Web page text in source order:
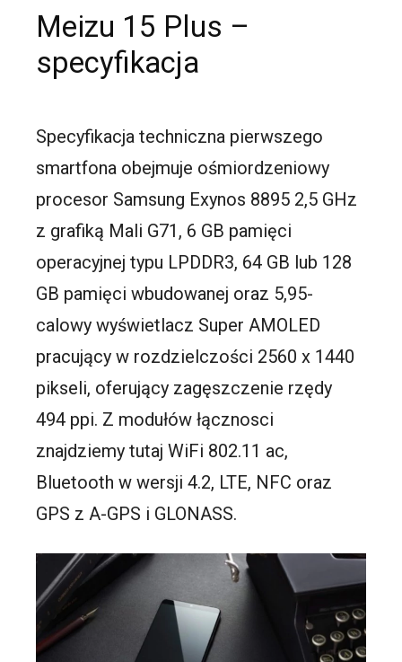
Meizu 15 Plus –
specyfikacja
Specyfikacja techniczna pierwszego
smartfona obejmuje ośmiordzeniowy
procesor Samsung Exynos 8895 2,5 GHz
z grafiką Mali G71, 6 GB pamięci
operacyjnej typu LPDDR3, 64 GB lub 128
GB pamięci wbudowanej oraz 5,95-
calowy wyświetlacz Super AMOLED
pracujący w rozdzielczości 2560 x 1440
pikseli, oferujący zagęszczenie rzędy
494 ppi. Z modułów łącznosci
znajdziemy tutaj WiFi 802.11 ac,
Bluetooth w wersji 4.2, LTE, NFC oraz
GPS z A-GPS i GLONASS.